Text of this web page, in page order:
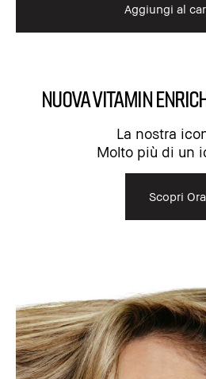
Aggiungi al
NUOVA Vitamin
La nostra
Molto più di un
Scopri Ora